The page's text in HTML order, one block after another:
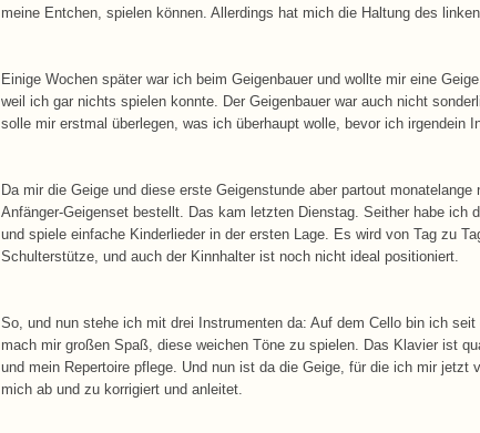
meine Entchen, spielen können. Allerdings hat mich die Haltung des
Einige Wochen später war ich beim Geigenbauer und wollte mir eine
weil ich gar nichts spielen konnte. Der Geigenbauer war auch nicht
solle mir erstmal überlegen, was ich überhaupt wolle, bevor ich irgendein
Da mir die Geige und diese erste Geigenstunde aber partout
Anfänger-Geigenset bestellt. Das kam letzten Dienstag. Seither habe ich
und spiele einfache Kinderlieder in der ersten Lage. Es wird von Tag zu
Schulterstütze, und auch der Kinnhalter ist noch nicht ideal positioniert.
So, und nun stehe ich mit drei Instrumenten da: Auf dem Cello bin ich
mach mir großen Spaß, diese weichen Töne zu spielen. Das Klavier ist
und mein Repertoire pflege. Und nun ist da die Geige, für die ich mir jetzt
mich ab und zu korrigiert und anleitet.